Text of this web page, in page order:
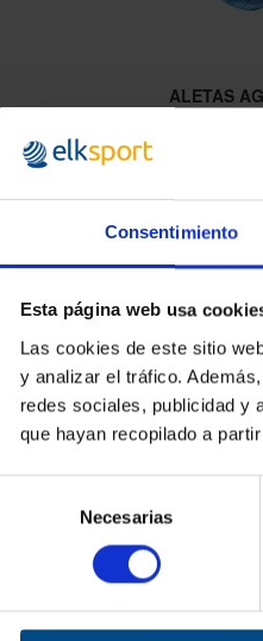
Consentimiento
Esta página web usa
Las cookies de este sitio
y analizar el tráfico.
redes sociales, publicidad y
que hayan recopilado a
consentimiento
Necesarias
ALETAS
Aletas
Las aletas son
forma y función de
silicona, y están
Beneficios de
· Aumento